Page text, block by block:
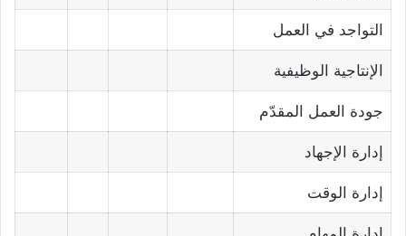
التواجد في العمل
الإنتاجية الوظيفية
جودة العمل المقدّم
إدارة الإجهاد
إدارة الوقت